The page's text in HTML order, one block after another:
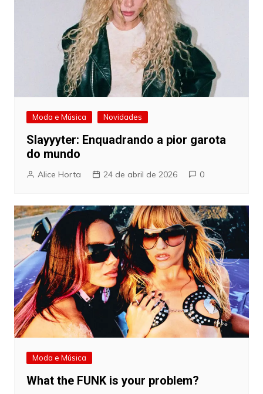
Moda e Música Novidades
Slayyyter: Enquadrando a pior garota
do mundo
Alice Horta 24 de abril de 2026 0
Moda e Música
What the FUNK is your problem?